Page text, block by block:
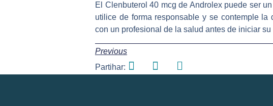
El Clenbuterol 40 mcg de Androlex puede ser
utilice de forma responsable y se contemple
con un profesional de la salud antes de iniciar su
Previous
Partihar: